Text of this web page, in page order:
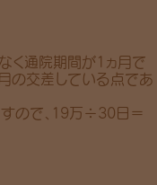
く通院期間が1ヵ月で
の交差している点であ
ので、 19万÷30日＝